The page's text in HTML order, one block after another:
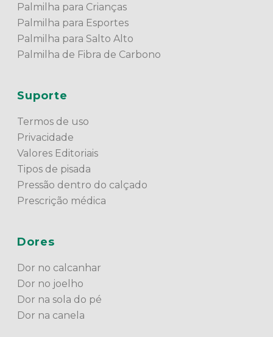
Palmilha para Crianças
Palmilha para Esportes
Palmilha para Salto Alto
Palmilha de Fibra de Carbono
Suporte
Termos de uso
Privacidade
Valores Editoriais
Tipos de pisada
Pressão dentro do calçado
Prescrição médica
Dores
Dor no calcanhar
Dor no joelho
Dor na sola do pé
Dor na canela